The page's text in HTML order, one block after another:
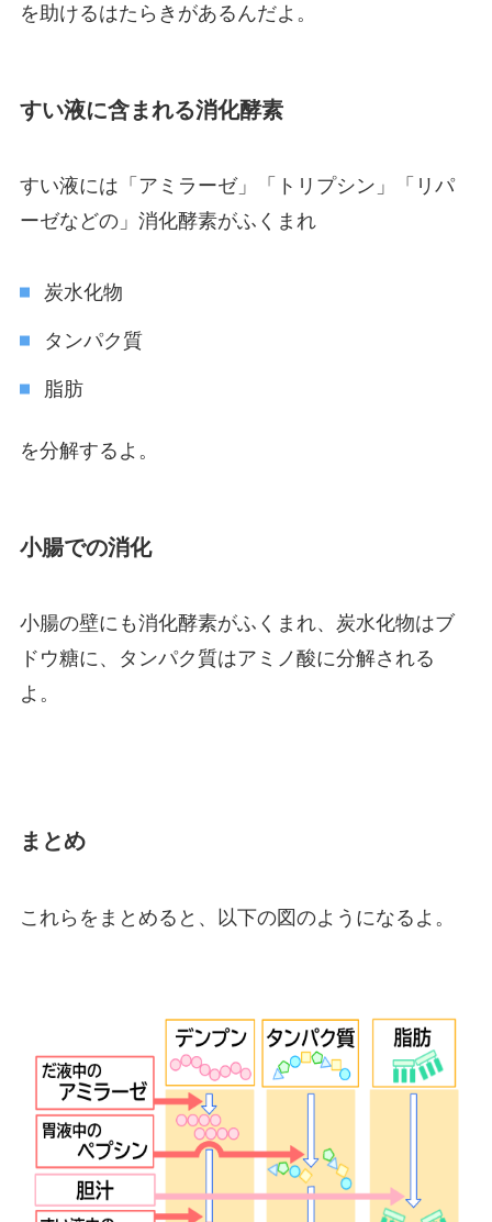
を助けるはたらきがあるんだよ。
すい液に含まれる消化酵素
すい液には「アミラーゼ」「トリプシン」「リパ
ーゼなどの」消化酵素がふくまれ
炭水化物
タンパク質
脂肪
を分解するよ。
小腸での消化
小腸の壁にも消化酵素がふくまれ、炭水化物はブ
ドウ糖に、タンパク質はアミノ酸に分解される
よ。
まとめ
これらをまとめると、以下の図のようになるよ。